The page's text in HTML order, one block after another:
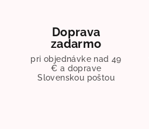
Doprava
zadarmo
pri objednávke nad 49
€ a doprave
Slovenskou poštou